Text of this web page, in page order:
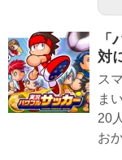
対
ス
ま
20
お